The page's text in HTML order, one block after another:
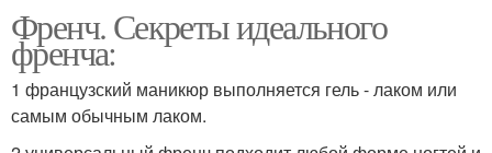
Френч. Секреты идеального
френча:
1 французский маникюр выполняется гель - лаком или
самым обычным лаком.